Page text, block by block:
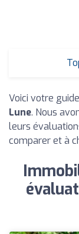
Voici votre
Lune. Nous
leurs
comparer et à